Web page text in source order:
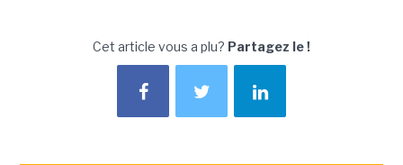
Cet article vous a plu? Partagez le !